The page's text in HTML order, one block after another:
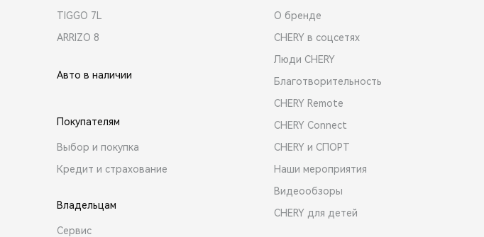
TIGGO 7L
ARRIZO 8
Авто в наличии
Покупателям
Выбор и покупка
Кредит и страхование
Владельцам
Сервис
О бренде
CHERY в соцсетях
Люди CHERY
Благотворительность
CHERY Remote
CHERY Connect
CHERY и СПОРТ
Наши мероприятия
Видеообзоры
CHERY для детей